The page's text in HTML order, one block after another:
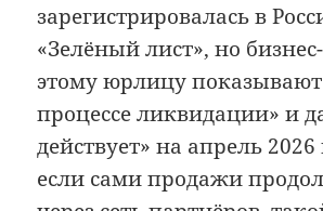
зарегистрировалась в
«Зелёный лист», но
этому юрлицу показывают
процессе ликвидации» и
действует» на апрель
если сами продажи